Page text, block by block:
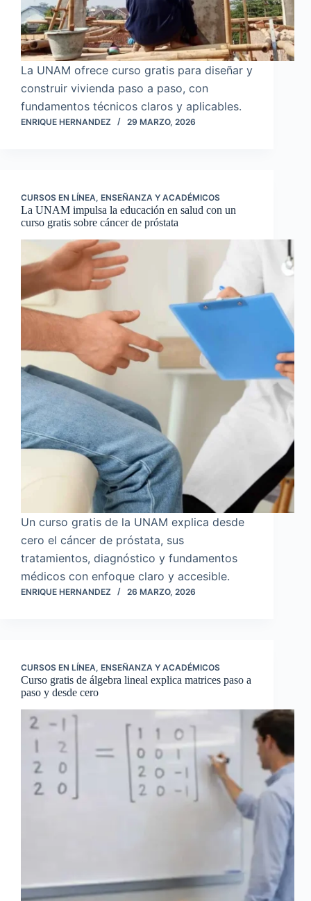
La UNAM ofrece curso gratis para diseñar y
construir vivienda paso a paso, con
fundamentos técnicos claros y aplicables.
ENRIQUE HERNANDEZ 29 MARZO, 2026
CURSOS EN LÍNEA, ENSEÑANZA Y ACADÉMICOS
La UNAM impulsa la educación en salud con un
curso gratis sobre cáncer de próstata
Un curso gratis de la UNAM explica desde
cero el cáncer de próstata, sus
tratamientos, diagnóstico y fundamentos
médicos con enfoque claro y accesible.
ENRIQUE HERNANDEZ 26 MARZO, 2026
CURSOS EN LÍNEA, ENSEÑANZA Y ACADÉMICOS
Curso gratis de álgebra lineal explica matrices paso a
paso y desde cero